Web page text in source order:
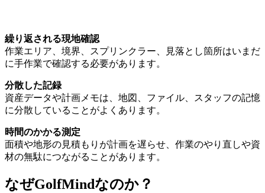
繰り返される現地確認
作業エリア、境界、スプリンクラー、見落とし箇所はいまだ
に手作業で確認する必要があります。
分散した記録
資産データや計画メモは、地図、ファイル、スタッフの記憶
に分散していることがよくあります。
時間のかかる測定
面積や地形の見積もりが計画を遅らせ、作業のやり直しや資
材の無駄につながることがあります。
なぜGolfMindなのか？